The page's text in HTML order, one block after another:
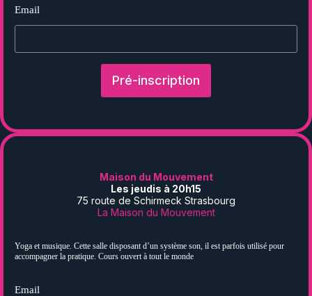
Email
Pré-inscription
Maison du Mouvement
Les jeudis à 20h15
75 route de Schirmeck Strasbourg
La Maison du Mouvement
Yoga et musique. Cette salle disposant d’un système son, il est parfois utilisé pour
accompagner la pratique. Cours ouvert à tout le monde
Email